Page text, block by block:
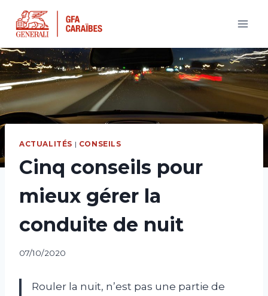
contenu
ACTUALITÉS | CONSEILS
Cinq conseils pour
mieux gérer la
conduite de nuit
07/10/2020
Rouler la nuit, n’est pas une partie de